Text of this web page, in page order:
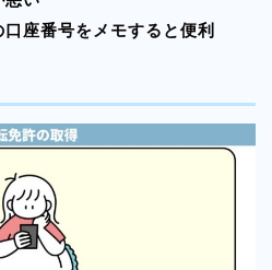
座番号をメモすると便利